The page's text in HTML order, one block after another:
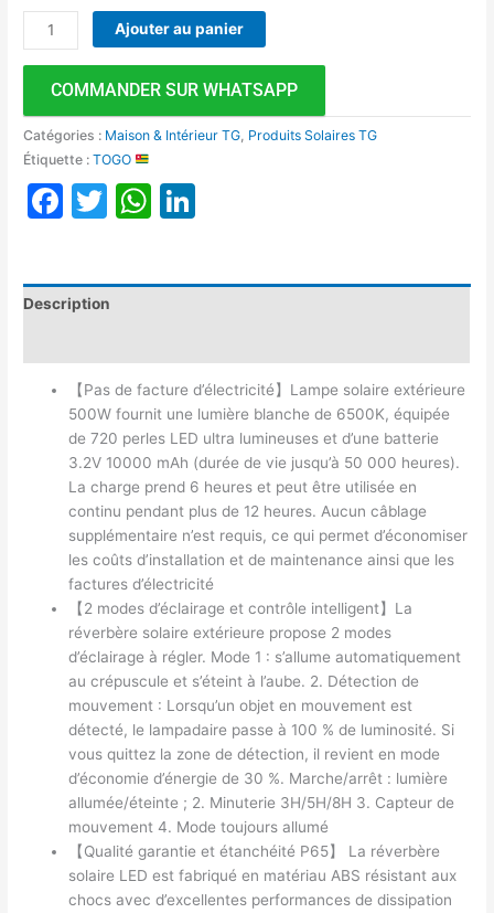
Ajouter au panier
COMMANDER SUR WHATSAPP
Catégories : Maison & Intérieur TG Produits Solaires TG
Étiquette :TOGO
Facebook
TwitterWhatsApp
Description
【Pas de facture d’électricité】Lampe solaire extérieure
500W fournit une lumière blanche de 6500K, équipée
de 720 perles LED ultra lumineuses et d’une batterie
3.2V 10000 mAh (durée de vie jusqu’à 50 000 heures).
La charge prend 6 heures et peut être utilisée en
continu pendant plus de 12 heures. Aucun câblage
supplémentaire n’est requis, ce qui permet d’économiser
les coûts d’installation et de maintenance ainsi que les
factures d’électricité
【2 modes d’éclairage et contrôle intelligent】La
réverbère solaire extérieure propose 2 modes
d’éclairage à régler. Mode 1 : s’allume automatiquement
au crépuscule et s’éteint à l’aube. 2. Détection de
mouvement : Lorsqu’un objet en mouvement est
détecté, le lampadaire passe à 100 % de luminosité. Si
vous quittez la zone de détection, il revient en mode
d’économie d’énergie de 30 %. Marche/arrêt : lumière
allumée/éteinte ; 2. Minuterie 3H/5H/8H 3. Capteur de
mouvement 4. Mode toujours allumé
【Qualité garantie et étanchéité P65】 La réverbère
solaire LED est fabriqué en matériau ABS résistant aux
chocs avec d’excellentes performances de dissipation